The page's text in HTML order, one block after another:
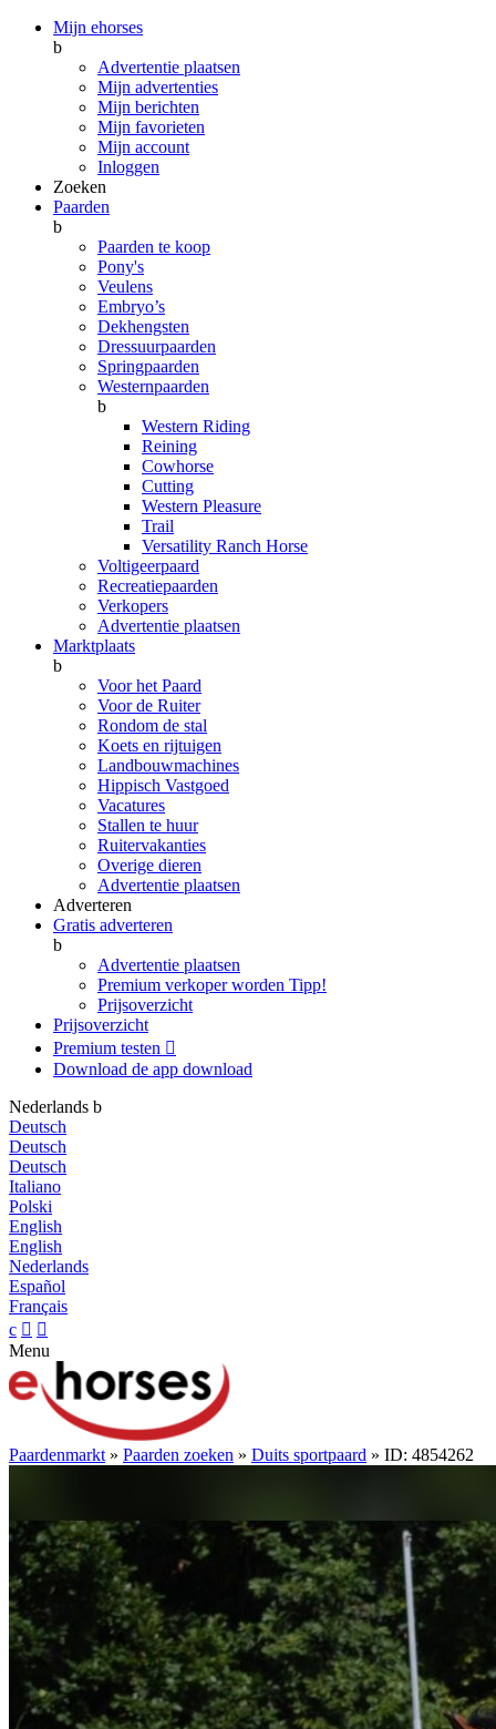
Mijn ehorses
b
Advertentie plaatsen
Mijn advertenties
Mijn berichten
Mijn favorieten
Mijn account
Inloggen
Zoeken
Paarden
b
Paarden te koop
Pony's
Veulens
Embryo’s
Dekhengsten
Dressuurpaarden
Springpaarden
Westernpaarden
b
Western Riding
Reining
Cowhorse
Cutting
Western Pleasure
Trail
Versatility Ranch Horse
Voltigeerpaard
Recreatiepaarden
Verkopers
Advertentie plaatsen
Marktplaats
b
Voor het Paard
Voor de Ruiter
Rondom de stal
Koets en rijtuigen
Landbouwmachines
Hippisch Vastgoed
Vacatures
Stallen te huur
Ruitervakanties
Overige dieren
Advertentie plaatsen
Adverteren
Gratis adverteren
b
Advertentie plaatsen
Premium verkoper worden Tipp!
Prijsoverzicht
Prijsoverzicht
Premium testen 
Download de app download
Nederlands b
Deutsch
Deutsch
Deutsch
Italiano
Polski
English
English
Nederlands
Español
Français
c  
Menu
Paardenmarkt » Paarden zoeken » Duits sportpaard » ID: 4854262